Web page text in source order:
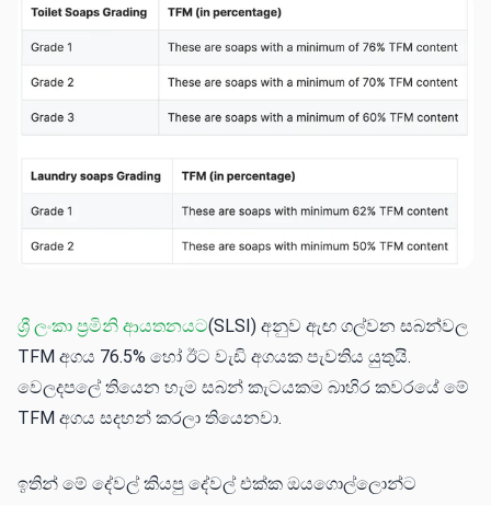
ශ්‍රී ලංකා ප්‍රමිනි ආයතනයට(SLSI) අනුව ඇඟ ගල්වන සබන්වල
TFM අගය 76.5% හෝ ඊට වැඩි අගයක පැවතිය යුතුයි.
වෙලදපලේ තියෙන හැම සබන් කැටයක​ම බාහිර කවර​යේ මේ
TFM අගය සදහන් කරලා තියෙනවා.
ඉතින් මේ දේවල් කියපු දේවල් එක්ක ඔයගොල්ලොන්ට